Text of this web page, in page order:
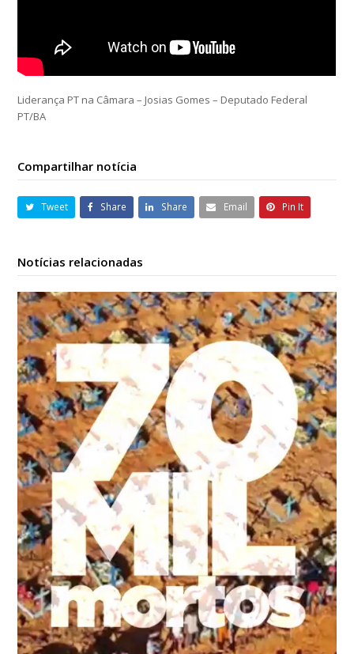
Liderança PT na Câmara – Josias Gomes – Deputado Federal
PT/BA
Compartilhar notícia
Tweet Share Share Email Pin It
Notícias relacionadas